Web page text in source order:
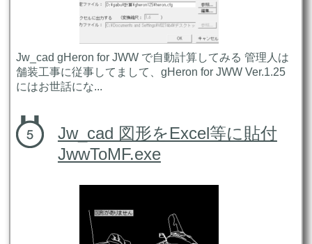
Jw_cad gHeron for JWW で自動計算してみる 管理人は
舗装工事に従事してまして、gHeron for JWW Ver.1.25
にはお世話にな...
Jw_cad 図形をExcel等に貼付
JwwToMF.exe